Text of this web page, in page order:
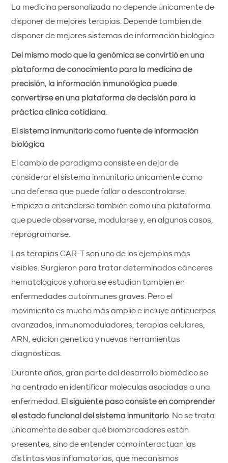
La medicina personalizada no depende únicamente de
disponer de mejores terapias. Depende también de
disponer de mejores sistemas de información biológica.
Del mismo modo que la genómica se convirtió en una
plataforma de conocimiento para la medicina de
precisión, la información inmunológica puede
convertirse en una plataforma de decisión para la
práctica clínica cotidiana
El sistema inmunitario como fuente de información
biológica
El cambio de paradigma consiste en dejar de
considerar el sistema inmunitario únicamente como
una defensa que puede fallar o descontrolarse.
Empieza a entenderse también como una plataforma
que puede observarse, modularse y, en algunos casos,
reprogramarse.
Las terapias CAR-T son uno de los ejemplos más
visibles. Surgieron para tratar determinados cánceres
hematológicos y ahora se estudian también en
enfermedades autoinmunes graves. Pero el
movimiento es mucho más amplio e incluye anticuerpos
avanzados, inmunomoduladores, terapias celulares,
ARN, edición genética y nuevas herramientas
diagnósticas.
Durante años, gran parte del desarrollo biomédico se
ha centrado en identificar moléculas asociadas a una
enfermedad. El siguiente paso consiste en comprender
el estado funcional del sistema inmunitario . No se trata
únicamente de saber qué biomarcadores están
presentes, sino de entender cómo interactúan las
distintas vías inflamatorias, qué mecanismos